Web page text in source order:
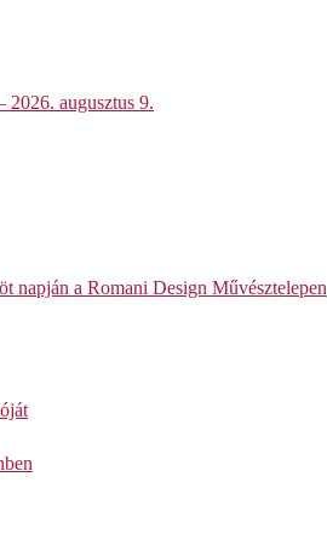
augusztus 9.
napján a Romani Design Művésztelepen